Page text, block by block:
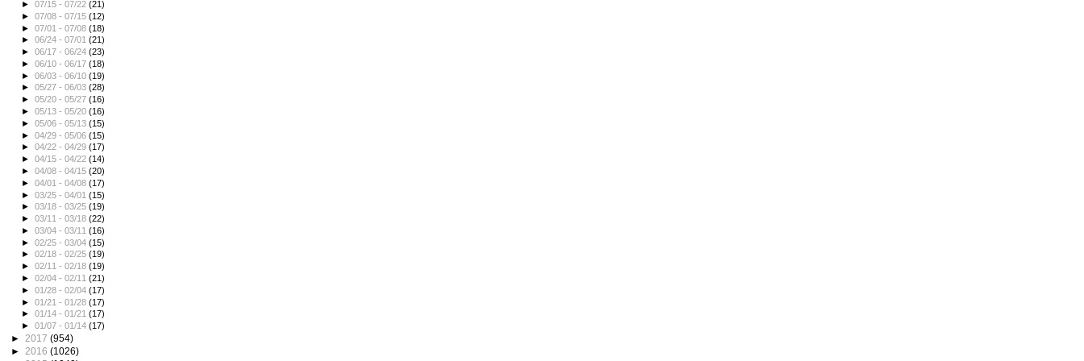
►07/15 - 07/22(21)
►07/08 - 07/15(12)
►07/01 - 07/08(18)
►06/24 - 07/01(21)
►06/17 - 06/24(23)
►06/10 - 06/17(18)
►06/03 - 06/10(19)
►05/27 - 06/03(28)
►05/20 - 05/27(16)
►05/13 - 05/20(16)
►05/06 - 05/13(15)
►04/29 - 05/06(15)
►04/22 - 04/29(17)
►04/15 - 04/22(14)
►04/08 - 04/15(20)
►04/01 - 04/08(17)
►03/25 - 04/01(15)
►03/18 - 03/25(19)
►03/11 - 03/18(22)
►03/04 - 03/11(16)
►02/25 - 03/04(15)
►02/18 - 02/25(19)
►02/11 - 02/18(19)
►02/04 - 02/11(21)
►01/28 - 02/04(17)
►01/21 - 01/28(17)
►01/14 - 01/21(17)
►01/07 - 01/14(17)
► 2017 (954)
► 2016 (1026)